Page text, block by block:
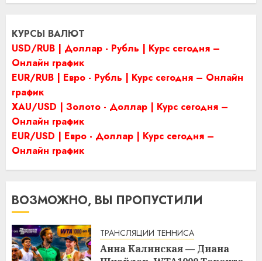
КУРСЫ ВАЛЮТ
USD/RUB | Доллар - Рубль | Курс сегодня –
Онлайн график
EUR/RUB | Евро - Рубль | Курс сегодня – Онлайн
график
XAU/USD | Золото - Доллар | Курс сегодня –
Онлайн график
EUR/USD | Евро - Доллар | Курс сегодня –
Онлайн график
ВОЗМОЖНО, ВЫ ПРОПУСТИЛИ
ТРАНСЛЯЦИИ ТЕННИСА
Анна Калинская — Диана